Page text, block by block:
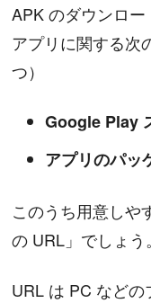
APK のダウンロ
アプリに関する次
つ）
Google Play
アプリのパッ
このうち用意しや
の URL」でしょう。
URL は PC など